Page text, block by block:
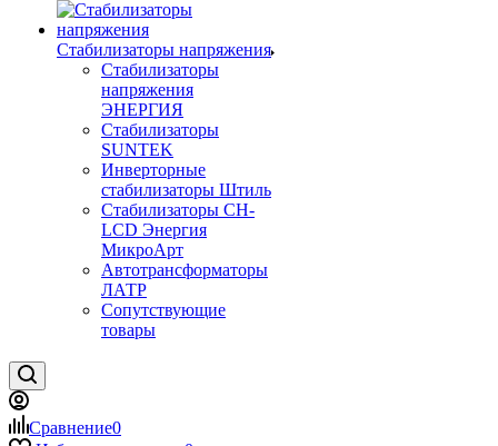
Стабилизаторы напряжения
Стабилизаторы
напряжения
ЭНЕРГИЯ
Стабилизаторы
SUNTEK
Инверторные
стабилизаторы Штиль
Стабилизаторы СН-
LCD Энepгия
МикроАрт
Автотрансформаторы
ЛАТР
Сопутствующие
товары
Сравнение0